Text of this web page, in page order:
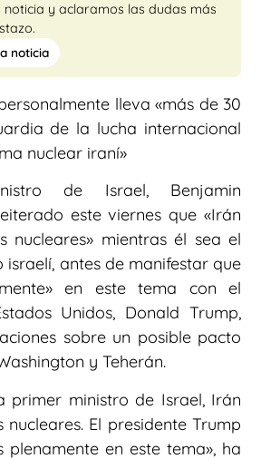
noticia y aclaramos las dudas más
noticia
lleva «más de 30
de la lucha internacional
nuclear iraní»
de Israel, Benjamin
este viernes que «Irán
nucleares» mientras él sea el
israelí, antes de manifestar que
en este tema con el
Unidos, Donald Trump,
sobre un posible pacto
y Teherán.
primer ministro de Israel, Irán
El presidente Trump
plenamente en este tema», ha